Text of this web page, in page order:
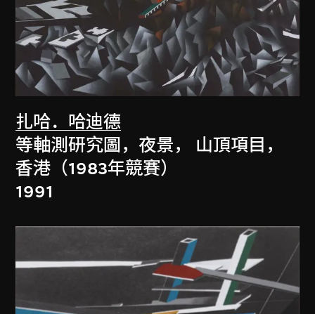
扎哈．哈迪德
等軸測研究圖，夜景， 山頂項目，
香港（1983年競賽）
1991